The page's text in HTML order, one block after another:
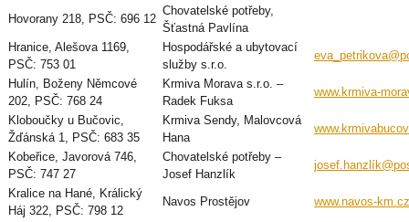
Hovorany 218, PSČ: 696 12
Chovatelské potřeby,
Šťastná Pavlína
Hranice, Alešova 1169,
PSČ: 753 01
Hospodářské a ubytovací
služby s.r.o.
Hulín, Boženy Němcové
202, PSČ: 768 24
Krmiva Morava s.r.o. –
Radek Fuksa
www.krmiva-
Kloboučky u Bučovic,
Žďánská 1, PSČ: 683 35
Krmiva Sendy, Malovcová
Hana
Kobeřice, Javorová 746,
PSČ: 747 27
Chovatelské potřeby –
Josef Hanzlík
Kralice na Hané, Králický
Háj 322, PSČ: 798 12
Navos Prostějov www.navos-km.cz